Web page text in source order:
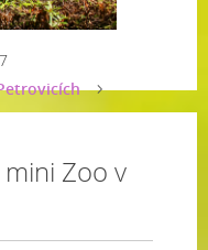
Zoo v